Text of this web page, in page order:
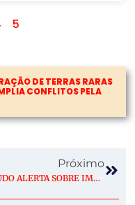
5
DE TERRAS RARAS
CONFLITOS PELA
Próximo
ESTUDO ALERTA SOBRE IMPACTO DAS MUDANÇAS CLIMÁTICAS NA RESTAURAÇÃO ECOLÓGICA